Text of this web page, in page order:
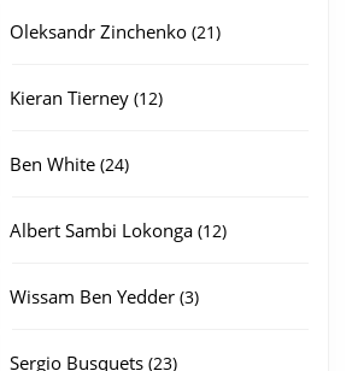
Oleksandr Zinchenko 2121
Kieran Tierney 1212
Ben White 2424
Albert Sambi Lokonga 1212
Wissam Ben Yedder 33
Sergio Busquets 2323